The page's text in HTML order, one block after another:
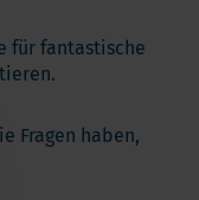
Rabatt
für fantastische
Fragen haben,